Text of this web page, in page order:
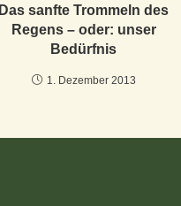
Das sanfte Trommeln des
Regens – oder: unser
Bedürfnis
1. Dezember 2013